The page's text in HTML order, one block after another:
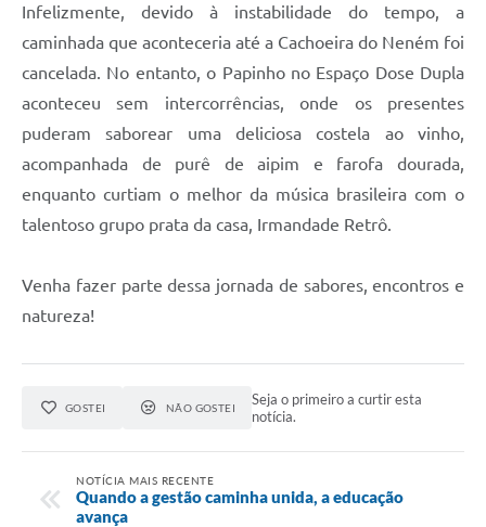
Infelizmente, devido à instabilidade do tempo, a
caminhada que aconteceria até a Cachoeira do Neném foi
cancelada. No entanto, o Papinho no Espaço Dose Dupla
aconteceu sem intercorrências, onde os presentes
puderam saborear uma deliciosa costela ao vinho,
acompanhada de purê de aipim e farofa dourada,
enquanto curtiam o melhor da música brasileira com o
talentoso grupo prata da casa, Irmandade Retrô.
Venha fazer parte dessa jornada de sabores, encontros e
natureza!
GOSTEI NÃO GOSTEI
Seja o primeiro a curtir esta
notícia.
NOTÍCIA MAIS RECENTE
Quando a gestão caminha unida, a educação
avança